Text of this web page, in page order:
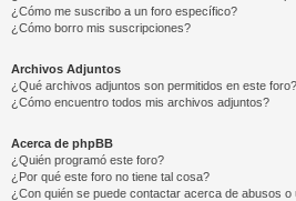
¿Cómo me suscribo a un foro específico?
¿Cómo borro mis suscripciones?
Archivos Adjuntos
¿Qué archivos adjuntos son permitidos en este foro?
¿Cómo encuentro todos mis archivos adjuntos?
Acerca de phpBB
¿Quién programó este foro?
¿Por qué este foro no tiene tal cosa?
¿Con quién se puede contactar acerca de abusos